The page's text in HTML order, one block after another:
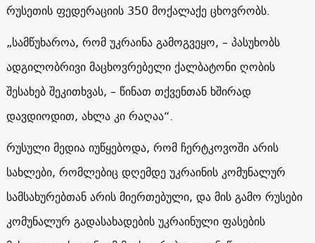
რუსეთის ფედერაციის 350 მოქალაქე ცხოვრობს.
„სამწუხაროა, რომ უკრაინა გამოგვეყო, – პასუხობს
ადგილობრივი მაცხოვრებელი ქალბატონი ღობის
შესახებ შეკითხვას, – წინათ თქვენთან ხშირად
დავდიოდით, ახლა კი რაღაა“.
რუსული მედია იუწყებოდა, რომ ჩერტკოვოში არის
სახლები, რომლებიც დღემდე უკრაინის კომუნალურ
სამსახურებთან არის მიერთებული, და მის გამო რუსები
კომუნალურ გადასახადების უკრაინული ფასების